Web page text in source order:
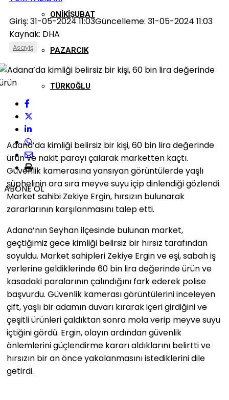
ONIKIŞUBAT
PAZARCIK
TÜRKOĞLU
Giriş: 31-05-2024 11:03Güncelleme: 31-05-2024 11:03
Kaynak: DHA
Asayiş
ABONE OL
Adana’da kimliği belirsiz bir kişi, 60 bin lira değerinde
ürün ve nakit parayı çalarak marketten kaçtı.
Güvenlik kamerasına yansıyan görüntülerde yaşlı
şüphelinin ara sıra meyve suyu içip dinlendiği gözlendi.
Market sahibi Zekiye Ergin, hırsızın bulunarak
zararlarının karşılanmasını talep etti.
Adana’nın Seyhan ilçesinde bulunan market,
geçtiğimiz gece kimliği belirsiz bir hırsız tarafından
soyuldu. Market sahipleri Zekiye Ergin ve eşi, sabah iş
yerlerine geldiklerinde 60 bin lira değerinde ürün ve
kasadaki paralarının çalındığını fark ederek polise
başvurdu. Güvenlik kamerası görüntülerini inceleyen
çift, yaşlı bir adamın duvarı kırarak içeri girdiğini ve
çeşitli ürünleri çaldıktan sonra mola verip meyve suyu
içtiğini gördü. Ergin, olayın ardından güvenlik
önlemlerini güçlendirme kararı aldıklarını belirtti ve
hırsızın bir an önce yakalanmasını istediklerini dile
getirdi.